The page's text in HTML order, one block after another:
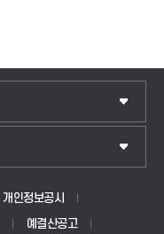
개인정보공시
예결산공고